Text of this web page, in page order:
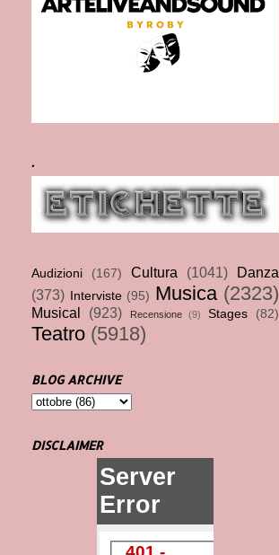
.
Audizioni (167) Cultura (1041)
Danza
(373)
Interviste (95) Musica (2323)
Musical (923) Recensione (9) Stages (82)
Teatro (5918)
BLOG ARCHIVE
DISCLAIMER